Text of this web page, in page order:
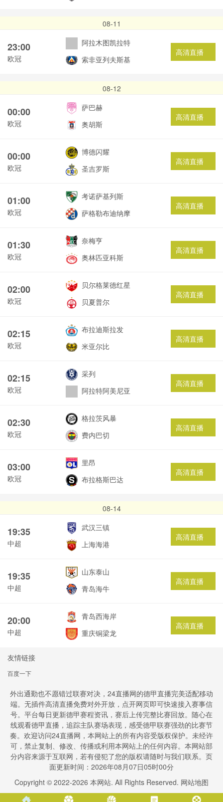
08-11
23:00
欧冠
阿拉木图凯拉特
索非亚列夫斯基
高清直播
08-12
00:00
欧冠
萨巴赫
奥胡斯
高清直播
00:00
欧冠
博德闪耀
圣吉罗斯
高清直播
01:00
欧冠
考诺萨基列斯
萨格勒布迪纳摩
高清直播
01:30
欧冠
奈梅亨
奥林匹亚科斯
高清直播
02:00
欧冠
贝尔格莱德红星
贝夏普尔
高清直播
02:15
欧冠
布拉迪斯拉发
米亚尔比
高清直播
02:15
欧冠
采列
阿拉特阿美尼亚
高清直播
02:30
欧冠
格拉茨风暴
费内巴切
高清直播
03:00
欧冠
里昂
布拉格斯巴达
高清直播
08-14
19:35
中超
武汉三镇
上海海港
高清直播
19:35
中超
山东泰山
青岛海牛
高清直播
20:00
中超
青岛西海岸
重庆铜梁龙
高清直播
友情链接
百度一下
外出通勤也不愿错过联赛对决，24直播网的德甲直播完美适配移动
端。无插件高清直播免费对外开放，点开网页即可快速接入赛事信
号。平台每日更新德甲赛程资讯，赛后上传完整比赛回放。随心在
线观看德甲直播，追踪主队赛场表现，感受德甲联赛强劲的比赛节
奏。欢迎访问24直播网，本网站上的所有内容受版权保护。未经许
可，禁止复制、修改、传播或利用本网站上的任何内容。本网站部
分内容来源于互联网，若有侵犯了您的版权请随时与我们联系。页
面更新时间：2026年08月07日05时00分
Copyright © 2022-2026 本网站. All Rights Reserved. 网站地图